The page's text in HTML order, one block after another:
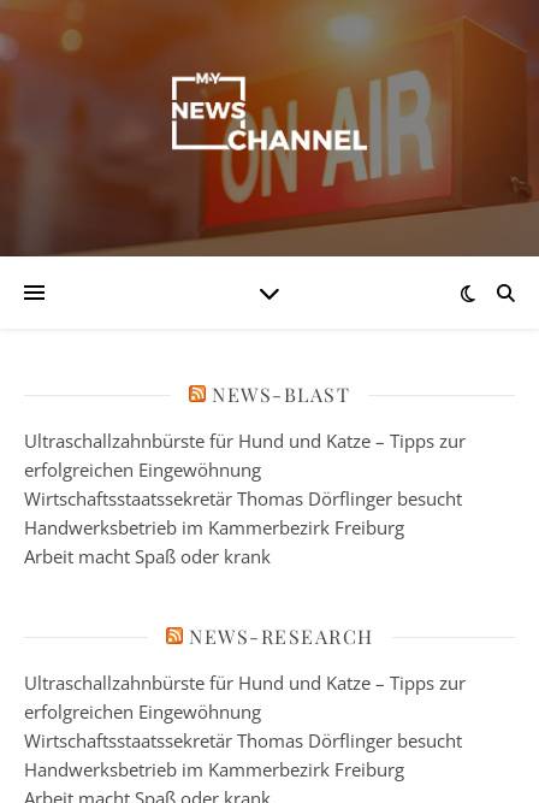
NEWS-BLAST
Ultraschallzahnbürste für Hund und Katze – Tipps zur
erfolgreichen Eingewöhnung
Wirtschaftsstaatssekretär Thomas Dörflinger besucht
Handwerksbetrieb im Kammerbezirk Freiburg
Arbeit macht Spaß oder krank
NEWS-RESEARCH
Ultraschallzahnbürste für Hund und Katze – Tipps zur
erfolgreichen Eingewöhnung
Wirtschaftsstaatssekretär Thomas Dörflinger besucht
Handwerksbetrieb im Kammerbezirk Freiburg
Arbeit macht Spaß oder krank